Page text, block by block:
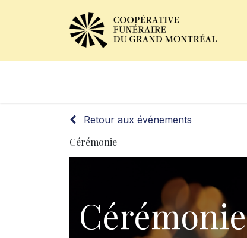
Retour aux événements
Cérémonie
Cérémonie